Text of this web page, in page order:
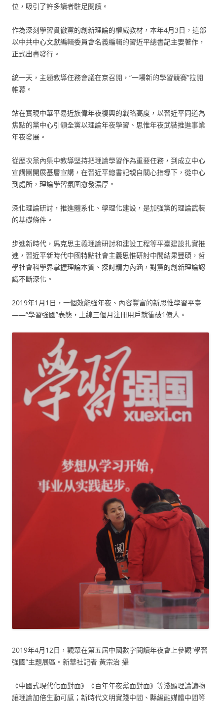
位，吸引了許多讀者駐足閱讀。
作為深刻學習貫徹黨的創新理論的權威教材，本年4月3日，這部
以中共中心文獻編輯委員會名義編輯的習近平總書記主要著作，
正式出書發行。
統一天，主題教導任務會議在京召開，“一場新的學習競賽”拉開
帷幕。
站在實現中華平易近族偉年夜復興的戰略高度，以習近平同道為
焦點的黨中心引領全黨以理論年夜學習、思惟年夜武裝推進事業
年夜發展。
從歷次黨內集中教導堅持把理論學習作為重要任務，到成立中心
宣講團開展基層宣講，在習近平總書記親自關心指導下，從中心
到處所，理論學習氛圍愈發濃厚。
深化理論研討，推進體系化、學理化建設，是加強黨的理論武裝
的基礎條件。
步進新時代，馬克思主義理論研討和建設工程等平臺建設扎實推
進，習近平新時代中國特點社會主義思惟研討中間結果豐碩，哲
學社會科學界掌握理論本質、探討精力內涵，對黨的創新理論認
識不斷深化。
2019年1月1日，一個效能強年夜、內容豐富的新思惟學習平臺
——“學習強國”表態，上線三個月注冊用戶就衝破1億人。
2019年4月12日，觀眾在第五屆中國數字閱讀年夜會上參觀“學習
強國”主題展區。新華社記者 黃宗治 攝
《中國式現代化面對面》《百年年夜黨面對面》等淺顯理論讀物
讓理論加倍生動可感；新時代文明實踐中間、縣級融媒體中間等